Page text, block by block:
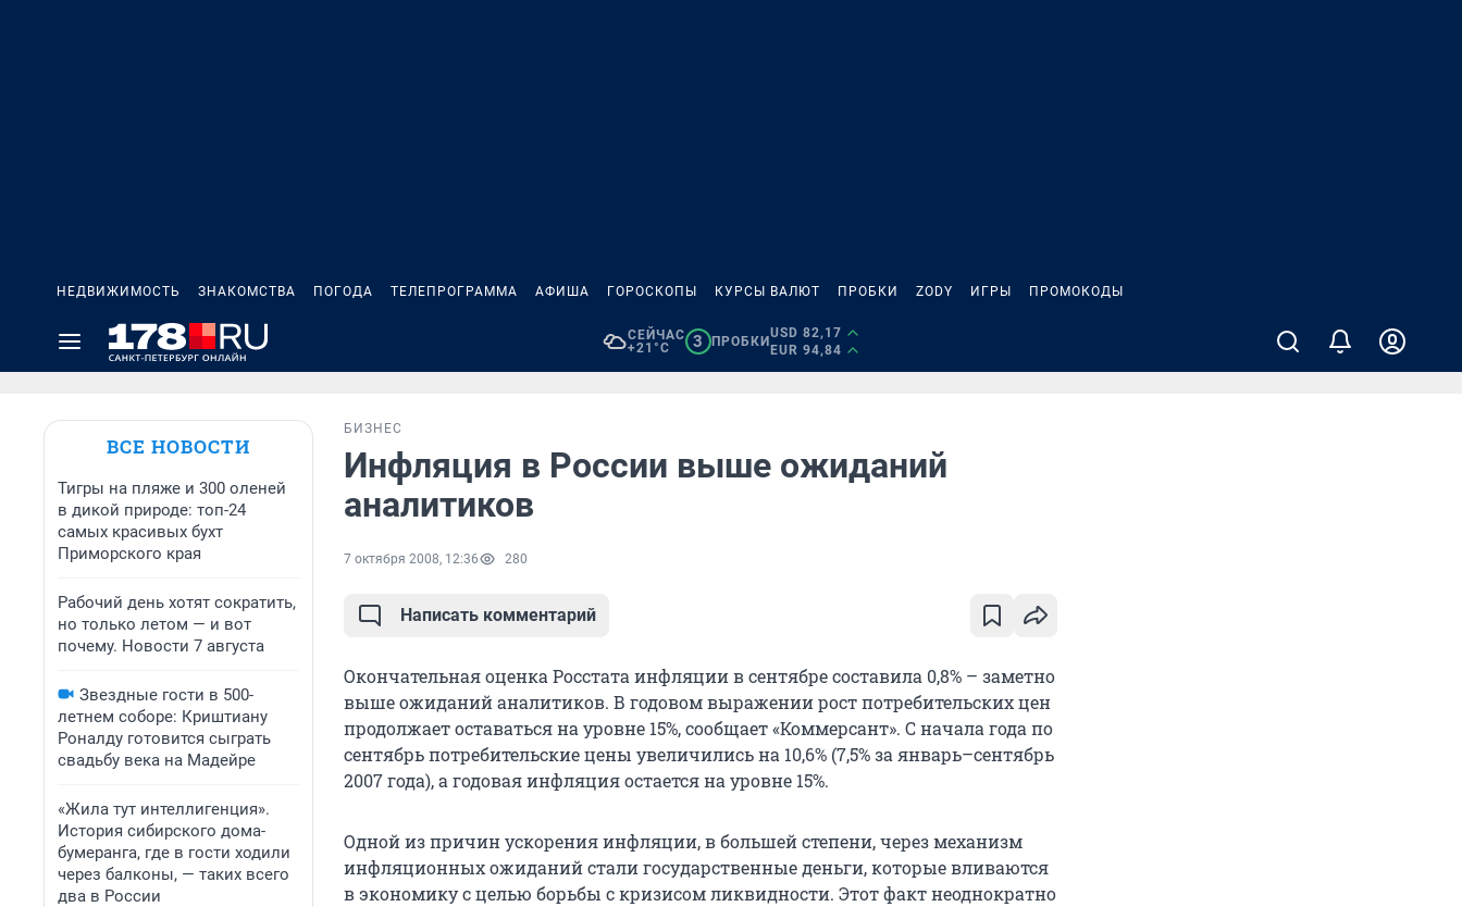
НЕДВИЖИМОСТЬ ЗНАКОМСТВА ПОГОДА ТЕЛЕПРОГРАММА АФИША ГОРОСКОПЫ КУРСЫ ВАЛЮТ ПРОБКИ ZODY ИГРЫ ПРОМОКОДЫ
СЕЙЧАС
+21°C
3 ПРОБКИ
USD 82,17
EUR 94,84
ВСЕ НОВОСТИ
Тигры на пляже и 300 оленей
в дикой природе: топ-24
самых красивых бухт
Приморского края
Рабочий день хотят сократить,
но только летом — и вот
почему. Новости 7 августа
Звездные гости в 500-
летнем соборе: Криштиану
Роналду готовится сыграть
свадьбу века на Мадейре
«Жила тут интеллигенция».
История сибирского дома-
бумеранга, где в гости ходили
через балконы, — таких всего
два в России
БИЗНЕС
Инфляция в России выше ожиданий
аналитиков
7 октября 2008, 12:36 280
Написать комментарий
Окончательная оценка Росстата инфляции в сентябре составила 0,8% – заметно
выше ожиданий аналитиков. В годовом выражении рост потребительских цен
продолжает оставаться на уровне 15%, сообщает «Коммерсант». С начала года по
сентябрь потребительские цены увеличились на 10,6% (7,5% за январь–сентябрь
2007 года), а годовая инфляция остается на уровне 15%.
Одной из причин ускорения инфляции, в большей степени, через механизм
инфляционных ожиданий стали государственные деньги, которые вливаются
в экономику с целью борьбы с кризисом ликвидности. Этот факт неоднократно